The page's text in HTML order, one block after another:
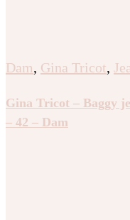
Dam, Gina Tricot,
Gina Tricot – Baggy
– 42 – Dam